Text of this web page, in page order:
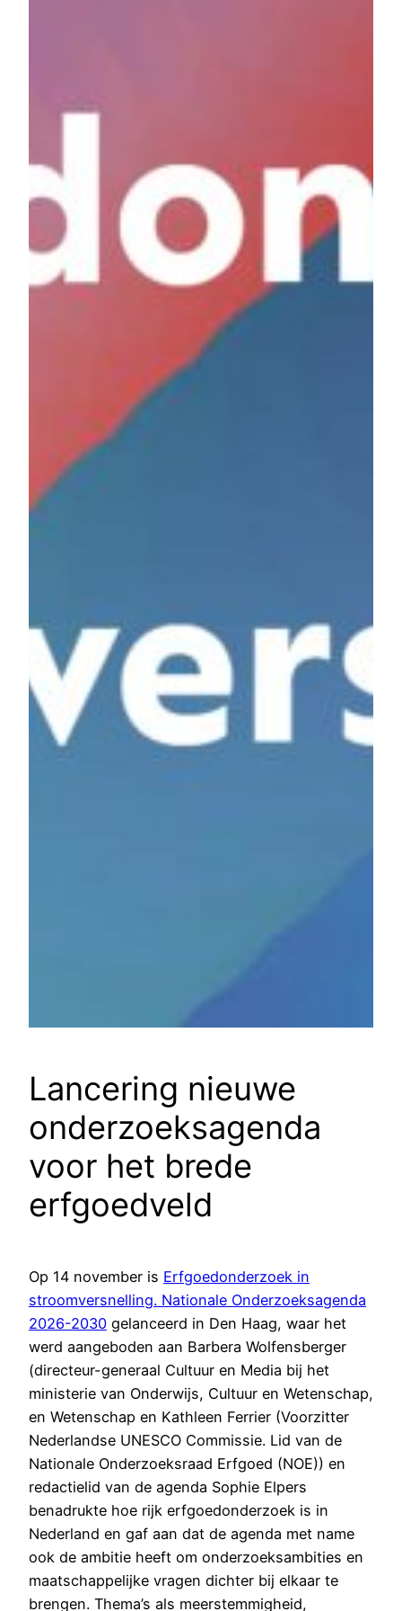
Lancering nieuwe
onderzoeksagenda
voor het brede
erfgoedveld
Op 14 november is Erfgoedonderzoek in
stroomversnelling. Nationale Onderzoeksagenda
2026-2030 gelanceerd in Den Haag, waar het
werd aangeboden aan Barbera Wolfensberger
(directeur-generaal Cultuur en Media bij het
ministerie van Onderwijs, Cultuur en Wetenschap,
en Wetenschap en Kathleen Ferrier (Voorzitter
Nederlandse UNESCO Commissie. Lid van de
Nationale Onderzoeksraad Erfgoed (NOE)) en
redactielid van de agenda Sophie Elpers
benadrukte hoe rijk erfgoedonderzoek is in
Nederland en gaf aan dat de agenda met name
ook de ambitie heeft om onderzoeksambities en
maatschappelijke vragen dichter bij elkaar te
brengen. Thema’s als meerstemmigheid,